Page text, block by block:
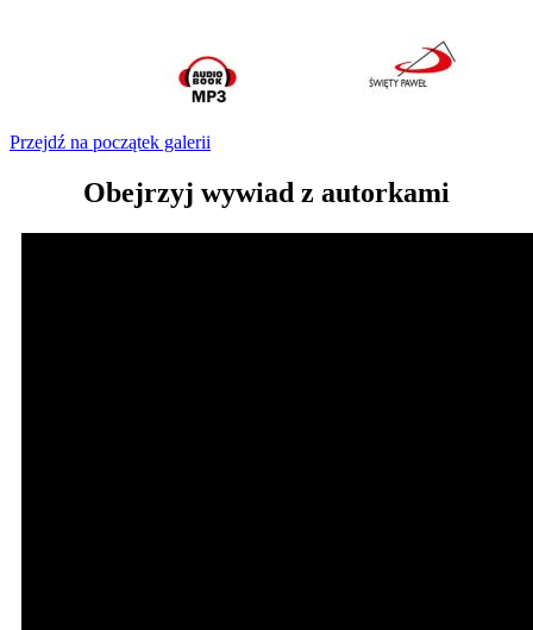
Przejdź na początek galerii
Obejrzyj wywiad z autorkami